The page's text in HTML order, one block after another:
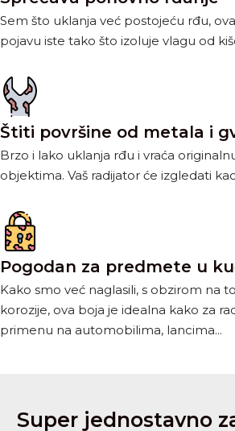
Sem što uklanja već postojeću rđu,
pojavu iste tako što izoluje vlagu od
Štiti površine od metala i
Brzo i lako uklanja rđu i vraća
objektima. Vaš radijator će izgledati
Pogodan za predmete u
Kako smo već naglasili, s obzirom na
korozije, ova boja je idealna kako za
primenu na automobilima, lancima...
Super jednostavno